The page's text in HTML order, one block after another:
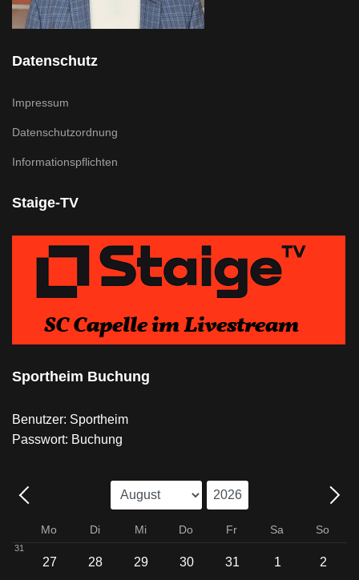
Datenschutz
Impressum
Datenschutzordnung
Informationspflichten
Staige-TV
Sportheim Buchung
Benutzer: Sportheim
Passwort: Buchung
Mo Di Mi Do Fr Sa So
31
27 28 29 30 31 1 2